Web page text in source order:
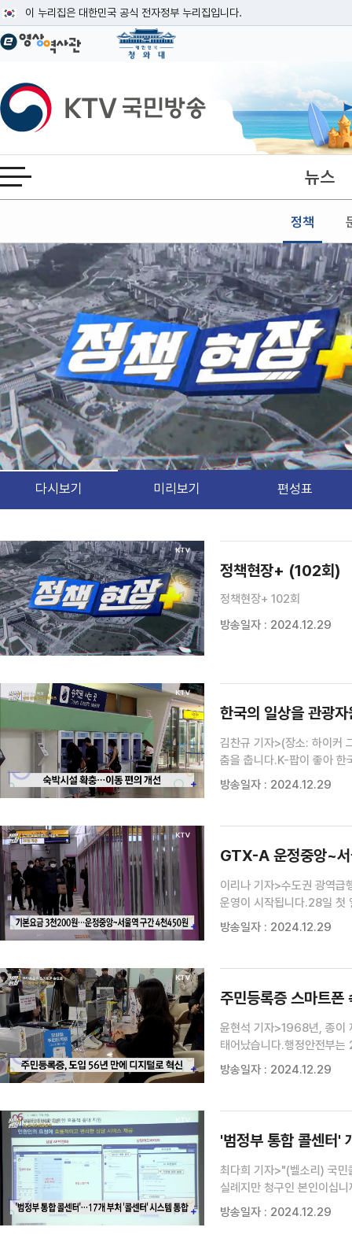
이 누리집은 대한민국 공식 전자정부 누리집입니다.
공식 누리집 주소 확인하기
이밖에 or.kr 또는 .kr등 다른 도메인 주소를 사용하고 있다면 아래 URL에서
운영중인 공식 누리집보기
KTV국민방송
전체메뉴 열기 뉴스
정책
본문
다시보기 미리보기 편성표
정책현장+ (102회)
정책현장+ 102회
방송일자 : 2024.12.29
한국의 일상을 관광자
김찬규 기자>(장소: 하이커
춤을 춥니다.K-팝이 좋아 한
인터뷰> 아예샤 / 필리핀"가
방송일자 : 2024.12.29
GTX-A 운정중앙~서
이리나 기자>수도권 광역
운영이 시작됩니다.28일 첫
서울역 구간 운영으로 기존
방송일자 : 2024.12.29
주민등록증 스마트폰
윤현석 기자>1968년, 종이
태어났습니다.행정안전부
위해 세종시와 경기 고양시,
방송일자 : 2024.12.29
'범정부 통합 콜센터'
최다희 기자>"(벨소리) 국민
실례지만 청구인 본인이십
신원을 확인하고"일부 인용
방송일자 : 2024.12.29
검색 조건
검색어 입력
검색